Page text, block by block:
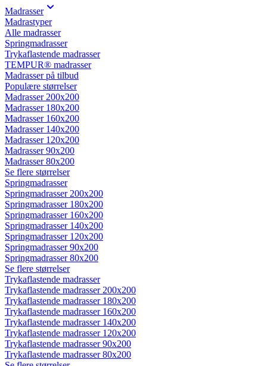
Madrasser
Madrastyper
Alle madrasser
Springmadrasser
Trykaflastende madrasser
TEMPUR® madrasser
Madrasser på tilbud
Populære størrelser
Madrasser 200x200
Madrasser 180x200
Madrasser 160x200
Madrasser 140x200
Madrasser 120x200
Madrasser 90x200
Madrasser 80x200
Se flere størrelser
Springmadrasser
Springmadrasser 200x200
Springmadrasser 180x200
Springmadrasser 160x200
Springmadrasser 140x200
Springmadrasser 120x200
Springmadrasser 90x200
Springmadrasser 80x200
Se flere størrelser
Trykaflastende madrasser
Trykaflastende madrasser 200x200
Trykaflastende madrasser 180x200
Trykaflastende madrasser 160x200
Trykaflastende madrasser 140x200
Trykaflastende madrasser 120x200
Trykaflastende madrasser 90x200
Trykaflastende madrasser 80x200